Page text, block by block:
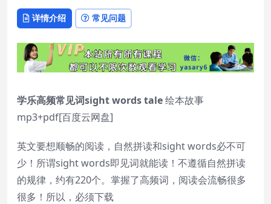
详情介绍 常见问题
学乐高频常见词sight words tale绘本故事
mp3+pdf[百度云网盘]
英文要想顺畅的阅读，自然拼读和sight words必不可
少！所谓sight words即见词就能读！不遵循自然拼读
的规律，约有220个。掌握了高频词，阅读会流畅很多
很多！所以，必须下载